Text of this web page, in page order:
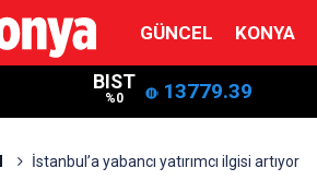
GÜNCEL KONYA
BIST
%0 13779.39
İstanbul’a yabancı yatırımcı ilgisi artıyor